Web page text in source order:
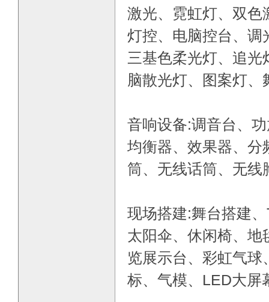
激光、霓虹灯、双色
灯控、电脑控台、调
三基色柔光灯、追
脑散光灯、图案灯
音响设备:调音台、
均衡器、效果器、分
筒、无线话筒、无线
现场搭建:舞台搭建
太阳伞、休闲椅、地
览展示台、彩虹气
标、气模、LED大屏